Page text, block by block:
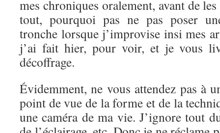
mes chroniques oralement, avant de
tout, pourquoi pas ne pas poser
tronche lorsque j’improvise insi mes
j’ai fait hier, pour voir, et je vous
décoffrage.
Évidemment, ne vous attendez pas à
point de vue de la forme et de la
une caméra de ma vie. J’ignore tout